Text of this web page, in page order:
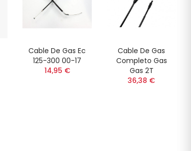
Cable De Gas Ec
125-300 00-17
14,95 €
Cable De Gas
Completo Gas
Gas 2T
36,38 €